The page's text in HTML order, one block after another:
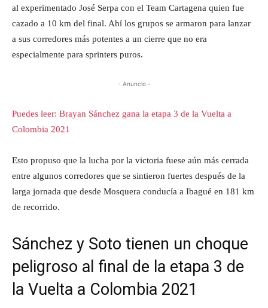
al experimentado José Serpa con el Team Cartagena quien fue
cazado a 10 km del final. Ahí los grupos se armaron para lanzar
a sus corredores más potentes a un cierre que no era
especialmente para sprinters puros.
- Anuncio -
Puedes leer: Brayan Sánchez gana la etapa 3 de la Vuelta a
Colombia 2021
Esto propuso que la lucha por la victoria fuese aún más cerrada
entre algunos corredores que se sintieron fuertes después de la
larga jornada que desde Mosquera conducía a Ibagué en 181 km
de recorrido.
Sánchez y Soto tienen un choque
peligroso al final de la etapa 3 de
la Vuelta a Colombia 2021